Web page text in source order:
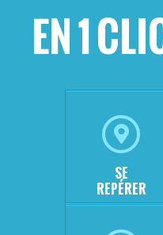
EN 1
SE
REPÉRER